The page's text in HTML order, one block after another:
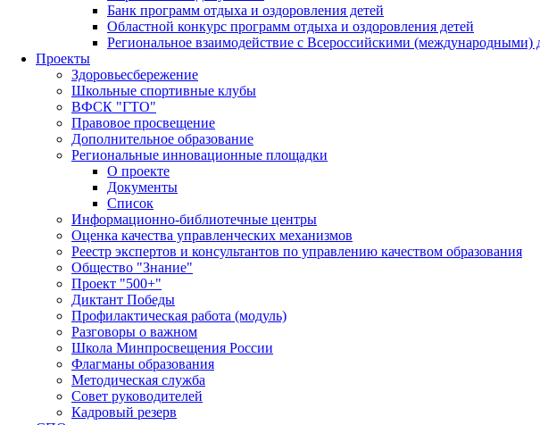
Банк программ отдыха и оздоровления детей
Областной конкурс программ отдыха и оздоровления детей
Региональное взаимодействие с Всероссийскими (международными)
Проекты
Здоровьесбережение
Школьные спортивные клубы
ВФСК "ГТО"
Правовое просвещение
Дополнительное образование
Региональные инновационные площадки
О проекте
Документы
Список
Информационно-библиотечные центры
Оценка качества управленческих механизмов
Реестр экспертов и консультантов по управлению качеством образования
Общество "Знание"
Проект "500+"
Диктант Победы
Профилактическая работа (модуль)
Разговоры о важном
Школа Минпросвещения России
Флагманы образования
Методическая служба
Совет руководителей
Кадровый резерв